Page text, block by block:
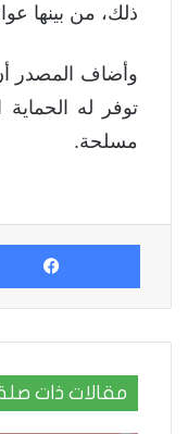
ذلك، من بينها
وأضاف المصدر
توفر له
مسلحة.
مقالات ذات